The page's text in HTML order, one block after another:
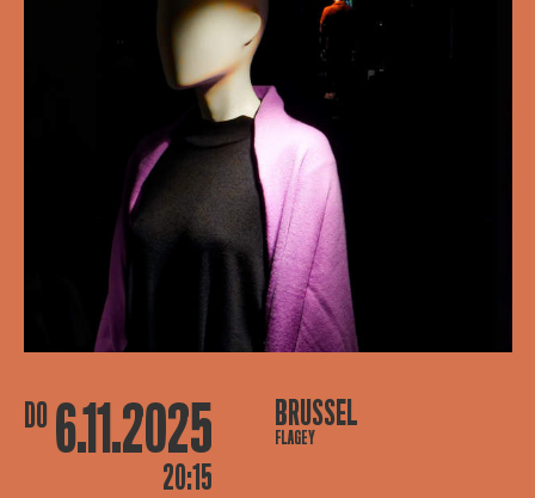
DO 6.11.2025
20:15
BRUSSEL
FLAGEY